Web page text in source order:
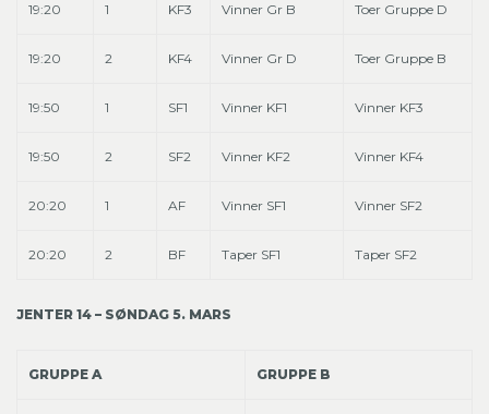
19:20 1 KF3 Vinner Gr B Toer Gruppe D
19:20 2 KF4 Vinner Gr D Toer Gruppe B
19:50 1 SF1 Vinner KF1 Vinner KF3
19:50 2 SF2 Vinner KF2 Vinner KF4
20:20 1 AF Vinner SF1 Vinner SF2
20:20 2 BF Taper SF1 Taper SF2
JENTER 14 – SØNDAG 5. MARS
GRUPPE A GRUPPE B